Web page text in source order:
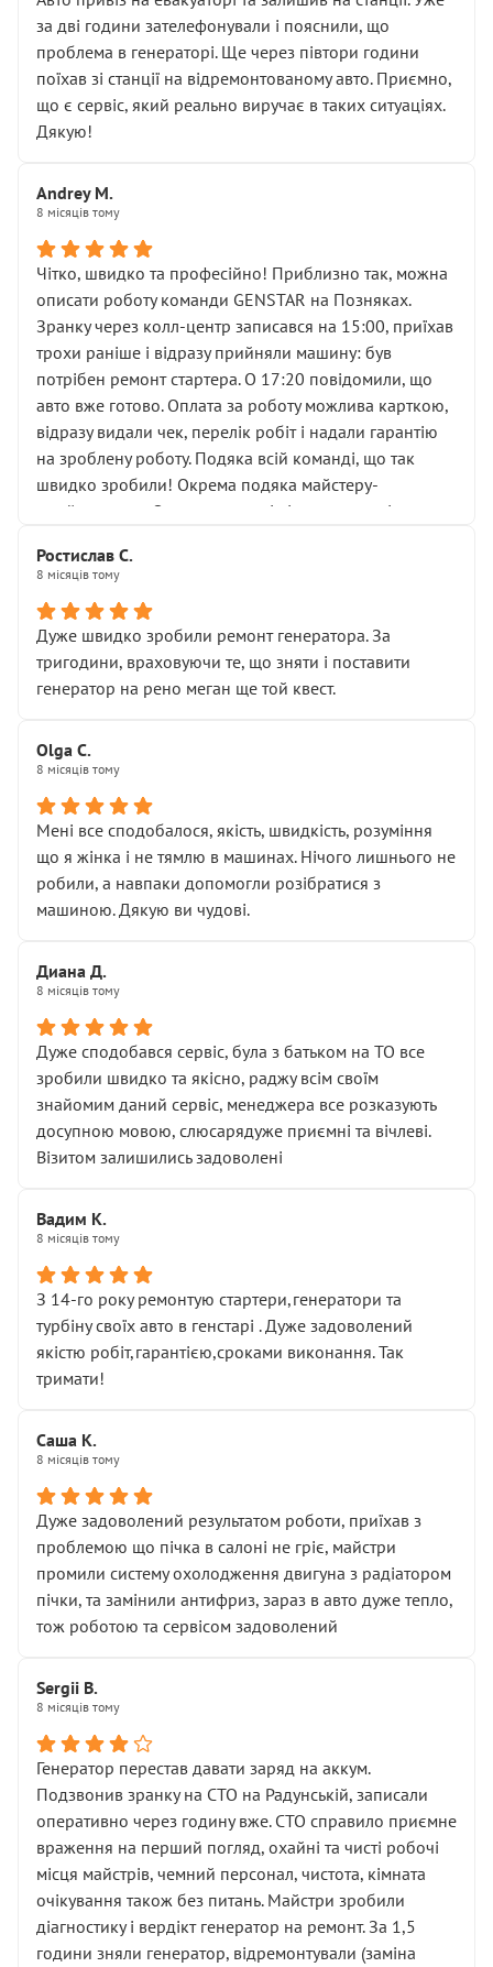
чіткого пояснення
( ну все зняли та доробили) дякую!
Окремий момент, який виглядає абсурдно:
мені заявили, що бачок гальмівної рідини потрібно
міняти разом із головним гальмівним циліндром у
Для людини, яка хоча б трохи розуміється на техніці,
це звучить як мінімум непрофесійно, а як максимум —
спроба продати дорогий вузол замість елементарних
ущільнювачів.
Що прикро — це не перший мій візит. Раніше міняв у
вас стартер, і тоді сервіс наче справив хороше
враження. Але згодом знайшов декілька гайок під
лобовим склом. Мені пояснили, що це “старі гайки, які
відкручували”, і попросили не хвилюватися. ( надіюсь
новий власник, не застяг в полі))
Але після нинішнього візиту такі дрібниці вже не
здаються дрібницями.
Я — клієнт, який працює на довірі, і саме її цей сервіс
Хотілося б більше:
• належної уваги до авто
• прозорості в роботах і рахунках
• реальної діагностики, а не формального
“подивились і поїхав”
На жаль, складається враження, що сервіс працює не
Стосовно комунікації - все добре
за дві години зателефонували і пояснили, що
проблема в генераторі. Ще через півтори години
поїхав зі станції на відремонтованому авто. Приємно,
що є сервіс, який реально виручає в таких ситуаціях.
Дякую!
Andrey M.
8 місяців тому
Чітко, швидко та професійно! Приблизно так, можна
описати роботу команди GENSTAR на Позняках.
Зранку через колл-центр записався на 15:00, приїхав
трохи раніше і відразу прийняли машину: був
потрібен ремонт стартера. О 17:20 повідомили, що
авто вже готово. Оплата за роботу можлива карткою,
відразу видали чек, перелік робіт і надали гарантію
на зроблену роботу. Подяка всій команді, що так
швидко зробили! Окрема подяка майстеру-
приймальнику Олександру: всі чітко та по суті.
звертатися до цього автосервісу.
Ростислав С.
8 місяців тому
Дуже швидко зробили ремонт генератора. За
тригодини, враховуючи те, що зняти і поставити
генератор на рено меган ще той квест.
Olga С.
8 місяців тому
Мені все сподобалося, якість, швидкість, розуміння
що я жінка і не тямлю в машинах. Нічого лишнього не
робили, а навпаки допомогли розібратися з
машиною. Дякую ви чудові.
Диана Д.
8 місяців тому
Дуже сподобався сервіс, була з батьком на ТО все
зробили швидко та якісно, раджу всім своїм
знайомим даний сервіс, менеджера все розказують
досупною мовою, слюсарядуже приємні та вічлеві.
Візитом залишились задоволені
Вадим К.
8 місяців тому
З 14-го року ремонтую стартери,генератори та
турбіну своїх авто в генстарі . Дуже задоволений
якістю робіт,гарантією,сроками виконання. Так
тримати!
Саша К.
8 місяців тому
Дуже задоволений результатом роботи, приїхав з
проблемою що пічка в салоні не гріє, майстри
промили систему охолодження двигуна з радіатором
пічки, та замінили антифриз, зараз в авто дуже тепло,
тож роботою та сервісом задоволений
Sergii B.
8 місяців тому
Генератор перестав давати заряд на аккум.
Подзвонив зранку на СТО на Радунській, записали
оперативно через годину вже. СТО справило приємне
враження на перший погляд, охайні та чисті робочі
місця майстрів, чемний персонал, чистота, кімната
очікування також без питань. Майстри зробили
діагностику і вердікт генератор на ремонт. За 1,5
години зняли генератор, відремонтували (заміна